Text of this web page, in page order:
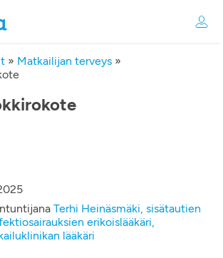
» Matkailijan terveys »
Terhi Heinäsmäki, sisätautien
erikoislääkäri,
lääkäri